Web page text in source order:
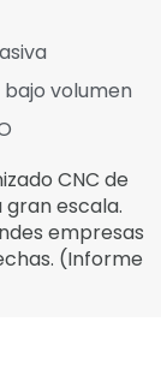
volumen
CNC de
escala.
empresas
(Informe